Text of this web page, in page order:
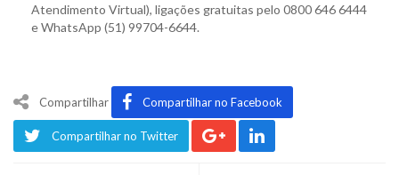
Atendimento Virtual), ligações gratuitas pelo 0800 646 6444
e WhatsApp (51) 99704-6644.
Compartilhar Compartilhar no Facebook
Compartilhar no Twitter